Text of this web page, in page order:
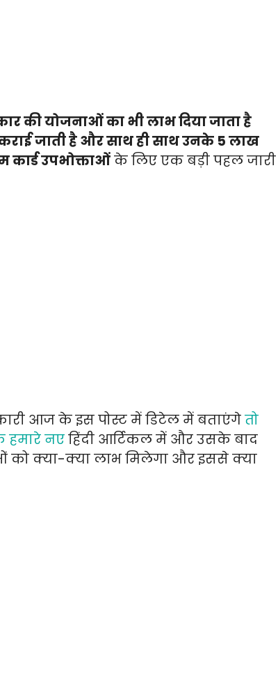
की योजनाओं का भी लाभ दिया जाता है
जाती है और साथ ही साथ उनके 5 लाख
कार्ड उपभोक्ताओंके लिए एक बड़ी पहल जारी
आज के इस पोस्ट में डिटेल में बताएंगेतो
नएहिंदी आर्टिकल में और उसके बाद
को क्या-क्या लाभ मिलेगा और इससे क्या